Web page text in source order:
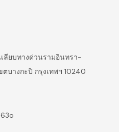
ยบทางด่วนรามอินทรา-
บางกะปิ กรุงเทพฯ 10240